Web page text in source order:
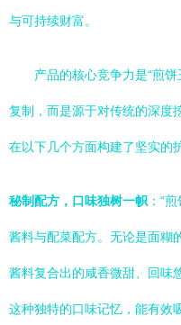
与可持续财富。
产品的核心竞争力是“煎
复制，而是源于对传统的深度
在以下几个方面构建了坚实的
秘制配方，口味独树一帜 ：“
酱料与配菜配方。无论是面糊
酱料复合出的咸香微甜、回味
这种独特的口味记忆，能有效